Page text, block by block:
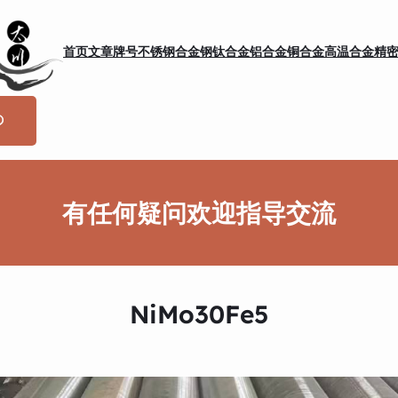
首页文章牌号不锈钢合金钢钛合金铝合金铜合金高温合金精
有任何疑问欢迎指导交流
NiMo30Fe5